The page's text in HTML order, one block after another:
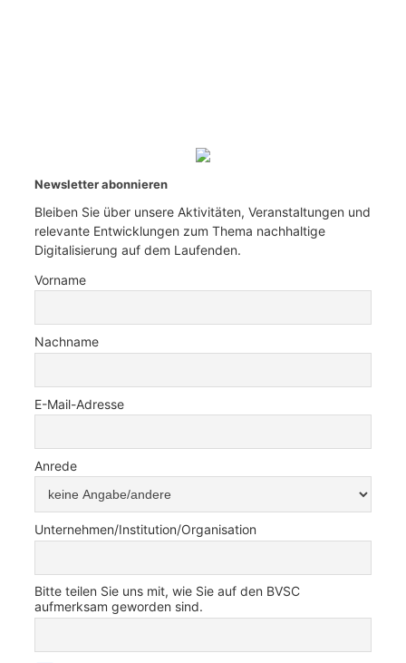
Newsletter abonnieren
Bleiben Sie über unsere Aktivitäten, Veranstaltungen und
relevante Entwicklungen zum Thema nachhaltige
Digitalisierung auf dem Laufenden.
Vorname
Nachname
E-Mail-Adresse
Anrede
Unternehmen/Institution/Organisation
Bitte teilen Sie uns mit, wie Sie auf den BVSC
aufmerksam geworden sind.